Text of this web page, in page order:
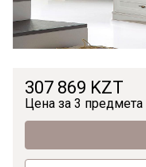
307 869 KZT
Цена за 3 предмета